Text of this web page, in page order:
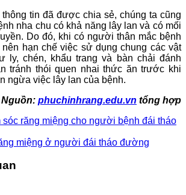
tin đã được chia sẻ, chúng ta cũng
nha chu có khả năng lây lan và có mối
Do đó, khi có người thân mắc bệnh
nên hạn chế việc sử dụng chung các vật
ly, chén, khẩu trang và bàn chải đánh
tránh thói quen nhai thức ăn trước khi
ngừa việc lây lan của bệnh.
Nguồn: phuchinhrang.edu.vn tổng hợp
sóc răng miệng cho người bệnh đái tháo
miệng ở người đái tháo đường